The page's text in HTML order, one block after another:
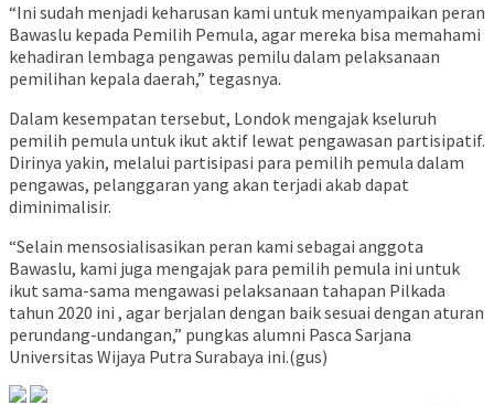
“Ini sudah menjadi keharusan kami untuk menyampaikan peran
Bawaslu kepada Pemilih Pemula, agar mereka bisa memahami
kehadiran lembaga pengawas pemilu dalam pelaksanaan
pemilihan kepala daerah,” tegasnya.
Dalam kesempatan tersebut, Londok mengajak kseluruh
pemilih pemula untuk ikut aktif lewat pengawasan partisipatif.
Dirinya yakin, melalui partisipasi para pemilih pemula dalam
pengawas, pelanggaran yang akan terjadi akab dapat
diminimalisir.
“Selain mensosialisasikan peran kami sebagai anggota
Bawaslu, kami juga mengajak para pemilih pemula ini untuk
ikut sama-sama mengawasi pelaksanaan tahapan Pilkada
tahun 2020 ini , agar berjalan dengan baik sesuai dengan aturan
perundang-undangan,” pungkas alumni Pasca Sarjana
Universitas Wijaya Putra Surabaya ini.(gus)